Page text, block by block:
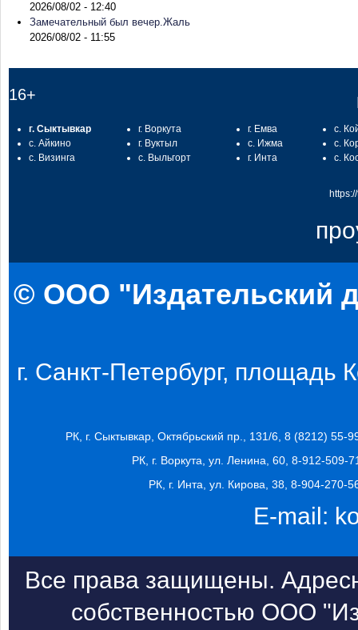
2026/08/02 - 12:40
Замечательный был вечер.Жаль
2026/08/02 - 11:55
16+
г. Сыктывкар
с. Айкино
с. Визинга
г. Воркута
г. Вуктыл
с. Выльгорт
г. Емва
с. Ижма
г. Инта
с.
с.
с.
© ООО "Издательский
г. Санкт-Петербург, площадь
РК, г. Сыктывкар, Октябрьский пр., 131/6, 8 (8212) 55-
РК, г. Воркута, ул. Ленина, 60, 8-912-509-
РК, г. Инта, ул. Кирова, 38, 8-904-270-
E-mail:
Все права защищены.
собственностью ООО